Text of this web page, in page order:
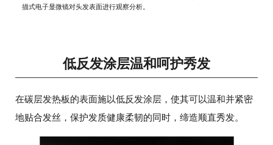
描式电子显微镜对头发表面进行观察分析。
低反发涂层温和呵护秀发
在碳层发热板的表面施以低反发涂层，使其可以温和并紧密
地贴合发丝，保护发质健康柔韧的同时，缔造顺直秀发。